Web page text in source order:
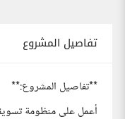
تفاصيل المشروع
**تفاصيل المشروع:**